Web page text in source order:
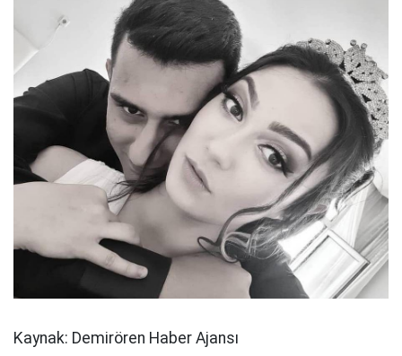
Kaynak: Demirören Haber Ajansı